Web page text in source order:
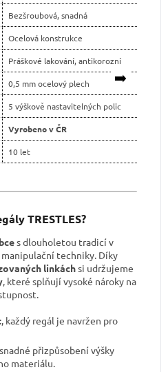
➡️
Bezšroubová, snadná
Ocelová konstrukce
Práškové lakování, antikorozní
0,5 mm ocelový plech
5 výškově nastavitelných polic
Vyrobeno v ČR
10 let
TRESTLES?
s dlouholetou tradicí v
techniky. Díky
linkáchsi udržujeme
, které splňují vysoké nároky na
, každý regál je navržen pro
přizpůsobení výšky
materiálu.